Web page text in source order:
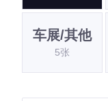
车展/其他
5张